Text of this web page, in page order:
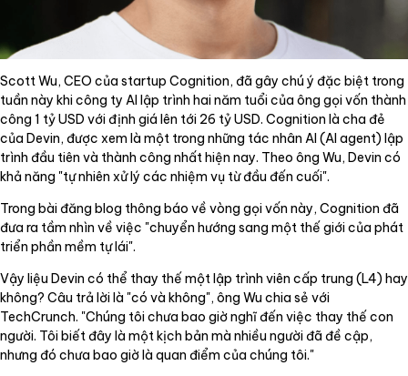
Scott Wu, CEO của startup Cognition, đã gây chú ý đặc biệt trong
tuần này khi công ty AI lập trình hai năm tuổi của ông gọi vốn thành
công 1 tỷ USD với định giá lên tới 26 tỷ USD. Cognition là cha đẻ
của Devin, được xem là một trong những tác nhân AI (AI agent) lập
trình đầu tiên và thành công nhất hiện nay. Theo ông Wu, Devin có
khả năng "tự nhiên xử lý các nhiệm vụ từ đầu đến cuối".
Trong bài đăng blog thông báo về vòng gọi vốn này, Cognition đã
đưa ra tầm nhìn về việc "chuyển hướng sang một thế giới của phát
triển phần mềm tự lái".
Vậy liệu Devin có thể thay thế một lập trình viên cấp trung (L4) hay
không? Câu trả lời là "có và không", ông Wu chia sẻ với
TechCrunch. "Chúng tôi chưa bao giờ nghĩ đến việc thay thế con
người. Tôi biết đây là một kịch bản mà nhiều người đã đề cập,
nhưng đó chưa bao giờ là quan điểm của chúng tôi."